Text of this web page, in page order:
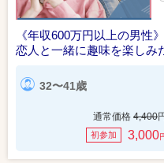
《年収600万円以上の男性》
恋人と一緒に趣味を楽しみ
32〜41歳
通常価格 4,400
初参加 3,000